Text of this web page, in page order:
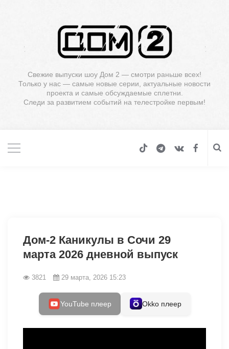
Свежие выпуски шоу Дом 2 — смотри раньше всех!
Только у нас — самые новые серии, актуальные новости
проекта и самые обсуждаемые сплетни.
Следи за развитием событий на телестройке первым!
Дом-2 Каникулы в Сочи 29
марта 2026 дневной выпуск
3821 29 марта, 2026 15:23
YouTube плеер Okko плеер